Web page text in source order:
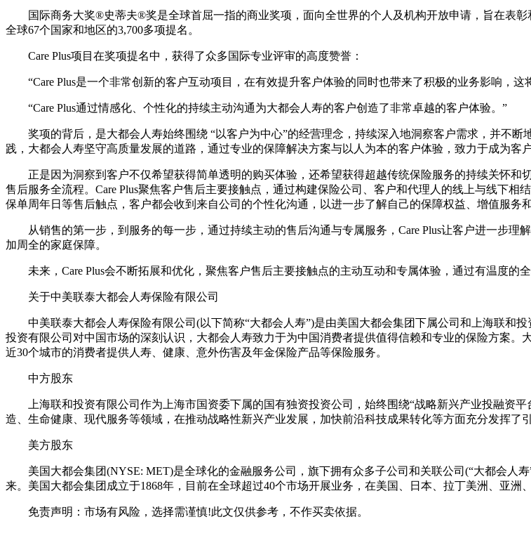
国际商务大奖®史蒂夫®奖是全球首屈一指的商业奖项，面向全世界的个人及机构开放申请，旨在表
全球67个国家和地区的3,700多项提名。
Care Plus项目在奖项提名中，获得了众多国际专业评审的高度赞誉：
“Care Plus是一个非常创新的客户互动项目，在有效提升客户体验的同时也带来了积极的业务影响，这
“Care Plus通过情感化、个性化的持续主动沟通为大都会人寿的客户创造了非常卓越的客户体验。”
奖项的背后，是大都会人寿始终围绕 “以客户为中心”的经营理念，持续深入地洞察客户需求，并不
践，大都会人寿坚守高质量发展的道路，通过专业的保障解决方案与以人为本的客户体验，致力于成为客
正是因为洞察到客户不仅希望获得简单透明的购买体验，还希望获得超越传统保险服务的持续关怀和
售后服务全流程。Care Plus聚焦客户售后主要接触点，通过构建保险公司、客户和代理人的线上与线下
保单周年日等售后触点，客户都会收到来自公司的个性化沟通，以进一步了解自己的保障权益、增值服务
从销售的第一步，到服务的每一步，通过持续主动的售后沟通与专属服务，Care Plus让客户进一步
加周全的家庭保障。
未来，Care Plus会不断拓展和优化，聚焦客户售后主要接触点的主动互动和专属体验，通过有温度的
关于中美联泰大都会人寿保险有限公司
中美联泰大都会人寿保险有限公司(以下简称“大都会人寿”)是由美国大都会集团下属公司和上海联和
投资有限公司对中国市场的深刻认识，大都会人寿致力于为中国消费者提供值得信赖和专业的保险方案
近30个城市的消费者提供人寿、健康、意外伤害及年金保险产品等保险服务。
中方股东
上海联和投资有限公司作为上海市国资委下属的国有独资投资公司，始终围绕“战略新兴产业投融资
造、生命健康、现代服务等领域，在推动战略性新兴产业发展，加快前沿科技成果转化等方面充分发挥了
美方股东
美国大都会集团(NYSE: MET)是全球化的金融服务公司，旗下拥有众多子公司和关联公司(“大都会人
来。美国大都会集团成立于1868年，目前在全球超过40个市场开展业务，在美国、日本、拉丁美洲、亚洲
免责声明：市场有风险，选择需谨慎!此文仅供参考，不作买卖依据。